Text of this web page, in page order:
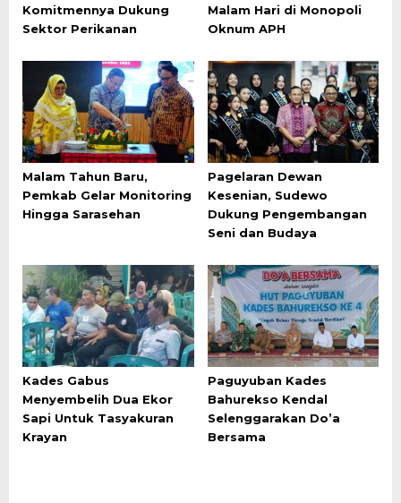
Komitmennya Dukung
Sektor Perikanan
Malam Hari di Monopoli
Oknum APH
Malam Tahun Baru,
Pemkab Gelar Monitoring
Hingga Sarasehan
Pagelaran Dewan
Kesenian, Sudewo
Dukung Pengembangan
Seni dan Budaya
Kades Gabus
Menyembelih Dua Ekor
Sapi Untuk Tasyakuran
Krayan
Paguyuban Kades
Bahurekso Kendal
Selenggarakan Do’a
Bersama